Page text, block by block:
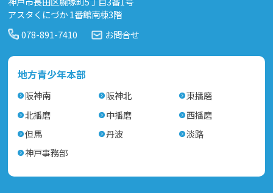
アスタくにづか 1番館南棟3階
078-891-7410
お問合せ
地方青少年本部
阪神南 阪神北
東播磨
北播磨
中播磨
西播磨
但馬
丹波
淡路
神戸事務部